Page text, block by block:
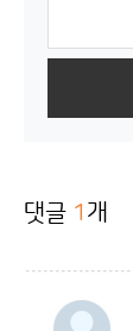
댓글 1 개